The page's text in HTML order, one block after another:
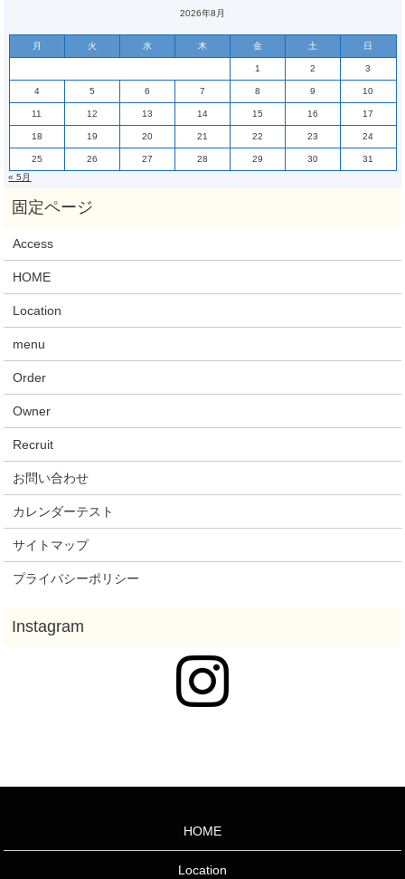
2026年8月
月 火 水 木 金 土 日
1 2 3
4 5 6 7 8 9 10
11 12 13 14 15 16 17
18 19 20 21 22 23 24
25 26 27 28 29 30
31
« 5月
Access
HOME
Location
menu
Order
Owner
Recruit
お問い合わせ
カレンダーテスト
サイトマップ
プライバシーポリシー
HOME
Location